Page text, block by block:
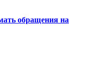
обращения на